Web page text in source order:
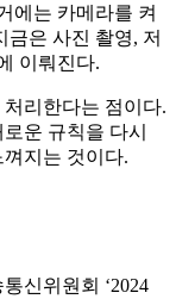
에는 카메라를 켜
금은 사진 촬영, 저
이뤄진다.
리한다는 점이다.
운 규칙을 다시
지는 것이다.
신위원회 ‘2024